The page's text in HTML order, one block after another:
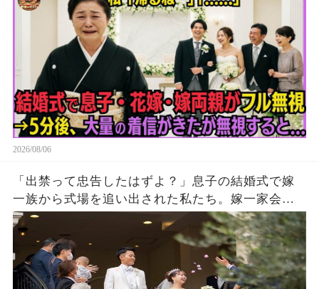
視して消えた結果
2026/08/06
「出禁って忠告したはずよ？」息子の結婚式で嫁
一族から式場を追い出された私たち。嫁一家会社
の大株主の私が株主総会で社長解任案を出すと